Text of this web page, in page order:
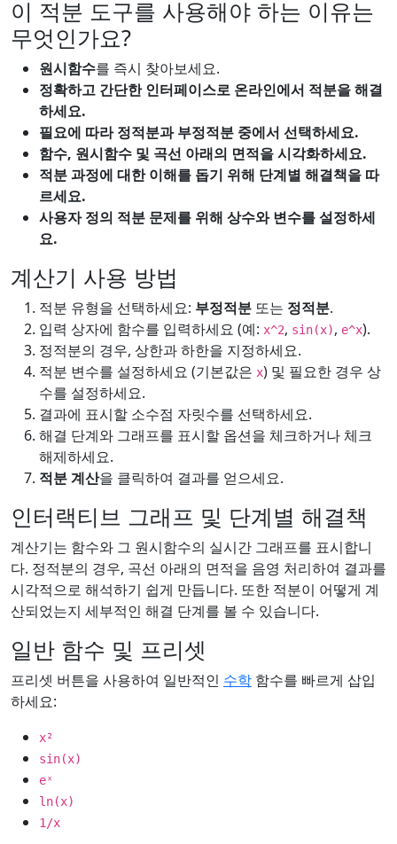
이 적분 도구를 사용해야 하는 이유는
무엇인가요?
원시함수를 즉시 찾아보세요.
정확하고 간단한 인터페이스로 온라인에서 적분을 해결
하세요.
필요에 따라 정적분과 부정적분 중에서 선택하세요.
함수, 원시함수 및 곡선 아래의 면적을시각화하세요.
적분 과정에 대한 이해를 돕기 위해 단계별 해결책을 따
르세요.
사용자 정의 적분 문제를 위해 상수와 변수를 설정하세
요.
계산기 사용 방법
적분 유형을 선택하세요: 부정적분 또는 정적분.
입력 상자에 함수를 입력하세요 (예: x^2, sin(x), e^x).
정적분의 경우, 상한과 하한을 지정하세요.
적분 변수를 설정하세요 (기본값은 x) 및 필요한 경우 상
수를 설정하세요.
결과에 표시할 소수점 자릿수를 선택하세요.
해결 단계와 그래프를 표시할 옵션을 체크하거나 체크
해제하세요.
적분 계산을 클릭하여 결과를 얻으세요.
인터랙티브 그래프 및 단계별 해결책
계산기는 함수와 그 원시함수의 실시간 그래프를 표시합니
다. 정적분의 경우, 곡선 아래의 면적을 음영 처리하여 결과를
시각적으로 해석하기 쉽게 만듭니다. 또한 적분이 어떻게 계
산되었는지 세부적인 해결 단계를 볼 수 있습니다.
일반 함수 및 프리셋
프리셋 버튼을 사용하여 일반적인 수학 함수를 빠르게 삽입
하세요:
x²
sin(x)
eˣ
ln(x)
1/x